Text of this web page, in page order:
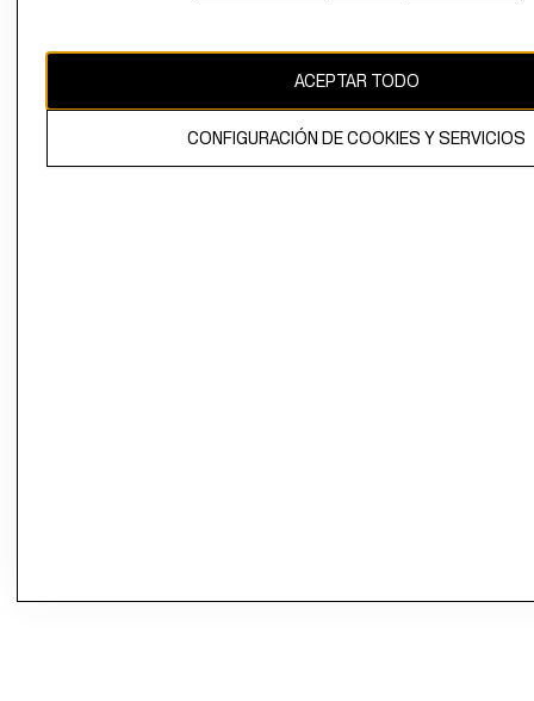
El contenido de esta página web está protegido por copyright y es
ACEPTAR TODO
CONFIGURACIÓN DE COOKIES Y SERVICIOS